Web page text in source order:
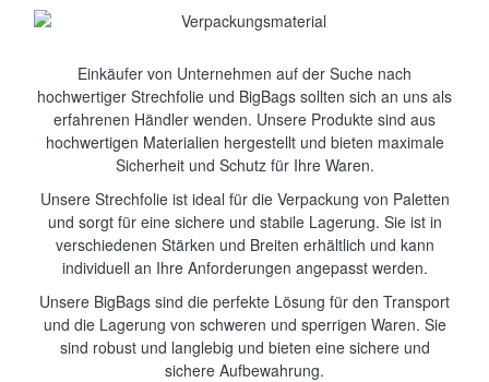
Einkäufer von Unternehmen auf der Suche nach
hochwertiger Strechfolie und BigBags sollten sich an uns als
erfahrenen Händler wenden. Unsere Produkte sind aus
hochwertigen Materialien hergestellt und bieten maximale
Sicherheit und Schutz für Ihre Waren.
Unsere Strechfolie ist ideal für die Verpackung von Paletten
und sorgt für eine sichere und stabile Lagerung. Sie ist in
verschiedenen Stärken und Breiten erhältlich und kann
individuell an Ihre Anforderungen angepasst werden.
Unsere BigBags sind die perfekte Lösung für den Transport
und die Lagerung von schweren und sperrigen Waren. Sie
sind robust und langlebig und bieten eine sichere und
sichere Aufbewahrung.